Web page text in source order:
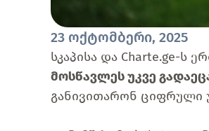
23 ოქტომბერი, 2025
სკაპისა და Charte.ge-ს
მოსწავლეს უკვე
განივითარონ ციფრული